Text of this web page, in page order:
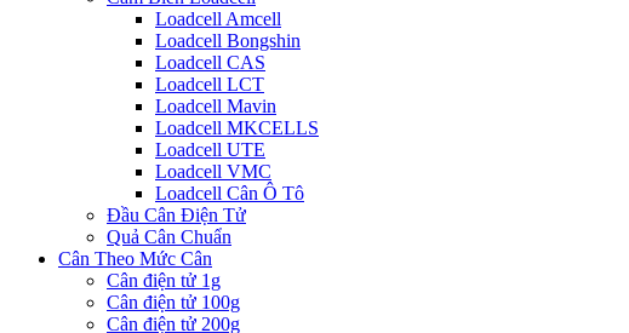
Loadcell Amcell
Loadcell Bongshin
Loadcell CAS
Loadcell LCT
Loadcell Mavin
Loadcell MKCELLS
Loadcell UTE
Loadcell VMC
Loadcell Cân Ô Tô
Đầu Cân Điện Tử
Quả Cân Chuẩn
Cân Theo Mức Cân
Cân điện tử 1g
Cân điện tử 100g
Cân điện tử 200g